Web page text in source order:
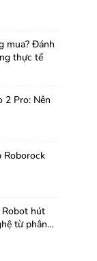
mua? Đánh
thực tế
2 Pro: Nên
Roborock
Robot hút
từ phân